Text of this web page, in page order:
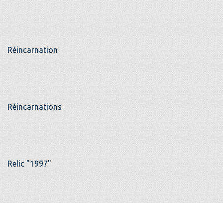
Réincarnation
Réincarnations
Relic "1997"